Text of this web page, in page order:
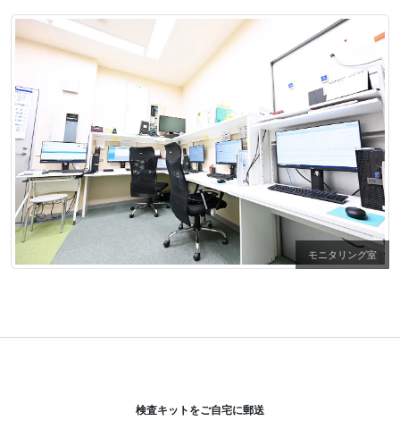
モニタリング室
検査キットをご自宅に郵送